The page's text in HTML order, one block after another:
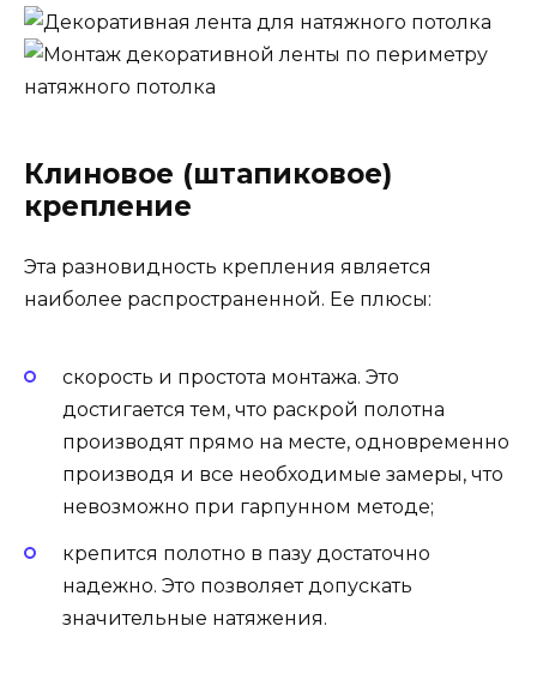
Клиновое (штапиковое)
крепление
Эта разновидность крепления является
наиболее распространенной. Ее плюсы:
скорость и простота монтажа. Это
достигается тем, что раскрой полотна
производят прямо на месте, одновременно
производя и все необходимые замеры, что
невозможно при гарпунном методе;
крепится полотно в пазу достаточно
надежно. Это позволяет допускать
значительные натяжения.